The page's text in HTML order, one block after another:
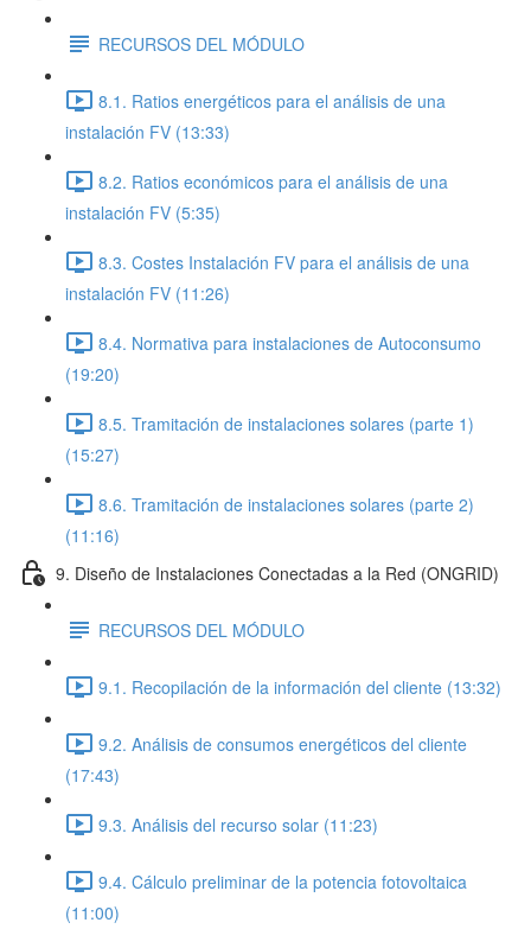
RECURSOS DEL MÓDULO
8.1. Ratios energéticos para el análisis de una
instalación FV (13:33)
8.2. Ratios económicos para el análisis de una
instalación FV (5:35)
8.3. Costes Instalación FV para el análisis de una
instalación FV (11:26)
8.4. Normativa para instalaciones de Autoconsumo
(19:20)
8.5. Tramitación de instalaciones solares (parte 1)
(15:27)
8.6. Tramitación de instalaciones solares (parte 2)
(11:16)
9. Diseño de Instalaciones Conectadas a la Red (ONGRID)
RECURSOS DEL MÓDULO
9.1. Recopilación de la información del cliente (13:32)
9.2. Análisis de consumos energéticos del cliente
(17:43)
9.3. Análisis del recurso solar (11:23)
9.4. Cálculo preliminar de la potencia fotovoltaica
(11:00)